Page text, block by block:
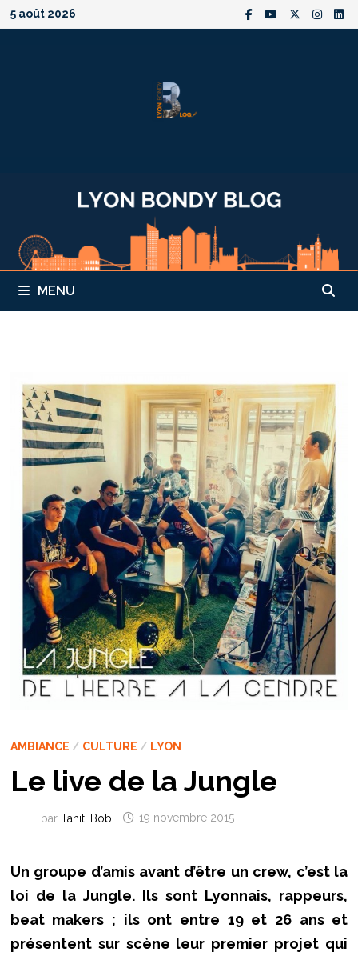
Passer
au
5 août 2026
MENU
AMBIANCE / CULTURE / LYON
Le live de la Jungle
par Tahiti Bob 19 novembre 2015
Un groupe d’amis avant d’être un crew, c’est la
loi de la Jungle. Ils sont Lyonnais, rappeurs,
beat makers ; ils ont entre 19 et 26 ans et
présentent sur scène leur premier projet qui